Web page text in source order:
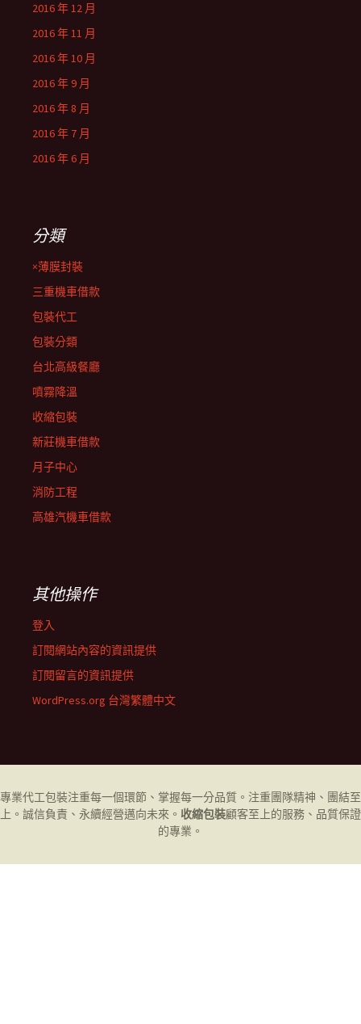
2016 年 12 月
2016 年 11 月
2016 年 10 月
2016 年 9 月
2016 年 8 月
2016 年 7 月
2016 年 6 月
分類
×薄膜封裝
三重機車借款
包裝代工
包裝分類
台北高級餐廳
噴霧降溫
收縮包裝
新莊機車借款
月子中心
消防工程
高雄汽機車借款
其他操作
登入
訂閱網站內容的資訊提供
訂閱留言的資訊提供
WordPress.org 台灣繁體中文
專業代工包裝注重每一個環節、掌握每一分品質。注重團隊精神、團結至
上。誠信負責、永續經營邁向未來。 收縮包裝顧客至上的服務、品質保證
的專業。